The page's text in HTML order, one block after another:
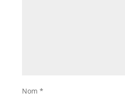
Nom *